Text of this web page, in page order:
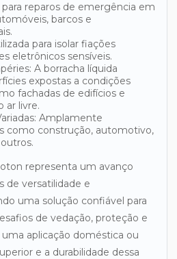
para reparos de emergência em
barcos e
para isolar fiações
eletrônicos sensíveis.
A borracha líquida
expostas a condições
fachadas de edifícios e
ar livre.
Amplamente
como construção, automotivo,
representa um avanço
de versatilidade e
uma solução confiável para
de vedação, proteção e
aplicação doméstica ou
e a durabilidade dessa